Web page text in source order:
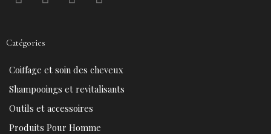
a
b
o
o
k
i
e
e
s
t
o
b
e
n
r
a
Catégories
Coiffage et soin des cheveux
Shampooings et revitalisants
Outils et accessoires
Produits Pour Homme